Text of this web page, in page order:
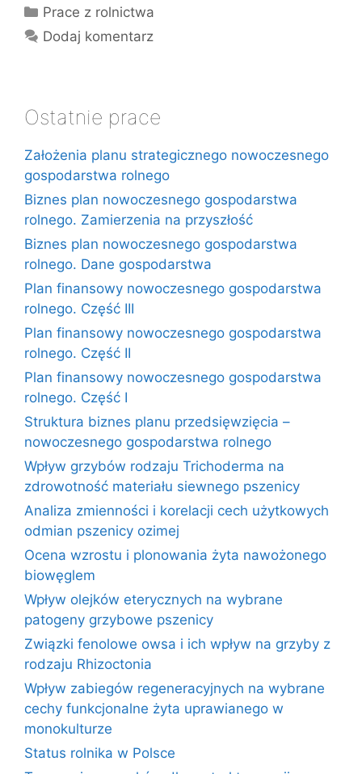
Kategorie
Prace z rolnictwa
Dodaj komentarz
Ostatnie prace
Założenia planu strategicznego nowoczesnego
gospodarstwa rolnego
Biznes plan nowoczesnego gospodarstwa
rolnego. Zamierzenia na przyszłość
Biznes plan nowoczesnego gospodarstwa
rolnego. Dane gospodarstwa
Plan finansowy nowoczesnego gospodarstwa
rolnego. Część III
Plan finansowy nowoczesnego gospodarstwa
rolnego. Część II
Plan finansowy nowoczesnego gospodarstwa
rolnego. Część I
Struktura biznes planu przedsięwzięcia –
nowoczesnego gospodarstwa rolnego
Wpływ grzybów rodzaju Trichoderma na
zdrowotność materiału siewnego pszenicy
Analiza zmienności i korelacji cech użytkowych
odmian pszenicy ozimej
Ocena wzrostu i plonowania żyta nawożonego
biowęglem
Wpływ olejków eterycznych na wybrane
patogeny grzybowe pszenicy
Związki fenolowe owsa i ich wpływ na grzyby z
rodzaju Rhizoctonia
Wpływ zabiegów regeneracyjnych na wybrane
cechy funkcjonalne żyta uprawianego w
monokulturze
Status rolnika w Polsce